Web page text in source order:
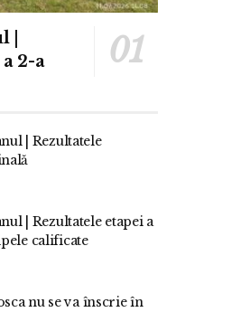
|
2-a
| Rezultatele
| Rezultatele etapei a
calificate
nu se va înscrie în